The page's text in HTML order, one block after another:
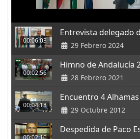
00:06:03
Entrevista delegado
29 Febrero 2024
00:02:56
Himno de Andalucía
28 Febrero 2021
00:04:18
Encuentro 4 Alhamas
29 Octubre 2012
00:02:10
Despedida de Paco